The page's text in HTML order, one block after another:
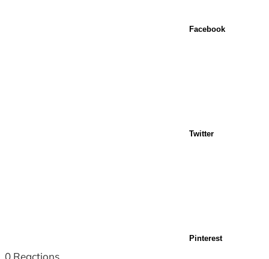
Facebook
Twitter
Pinterest
0 Reactions